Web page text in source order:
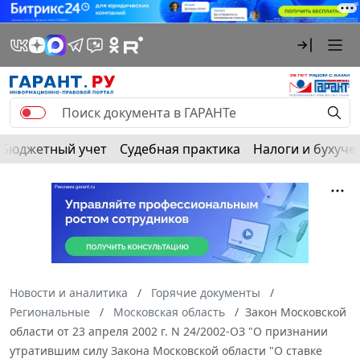
Бюджетный учет Судебная практика Налоги и
Новости и аналитика
Горячие документы
Региональные
Московская область
Закон Московской
области от 23 апреля 2002 г. N 24/2002-ОЗ "О признании
утратившим силу Закона Московской области "О ставке